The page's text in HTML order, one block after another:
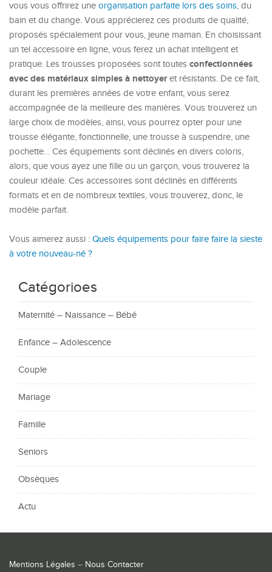
vous vous offrirez une organisation parfaite lors des soins, du
bain et du change. Vous apprécierez ces produits de qualité,
proposés spécialement pour vous, jeune maman. En choisissant
un tel accessoire en ligne, vous ferez un achat intelligent et
pratique. Les trousses proposées sont toutes confectionnées
avec des matériaux simples à nettoyeret résistants. De ce fait,
durant les premières années de votre enfant, vous serez
accompagnée de la meilleure des manières. Vous trouverez un
large choix de modèles, ainsi, vous pourrez opter pour une
trousse élégante, fonctionnelle, une trousse à suspendre, une
pochette… Ces équipements sont déclinés en divers coloris,
alors, que vous ayez une fille ou un garçon, vous trouverez la
couleur idéale. Ces accessoires sont déclinés en différents
formats et en de nombreux textiles, vous trouverez, donc, le
modèle parfait.
Vous aimerez aussi : Quels équipements pour faire faire la sieste
à votre nouveau-né ?
Catégorioes
Maternité – Naissance – Bébé
Enfance – Adolescence
Couple
Mariage
Famille
Seniors
Obsèques
Actu
Mentions Légales – Nous Contacter